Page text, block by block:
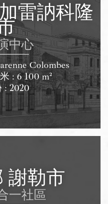
雷訥科隆
中心
Colombes
: 6 100 m²
: 2020
謝勒市
一社區